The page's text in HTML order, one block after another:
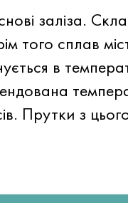
заліза.
того сплав
в
Прутки з